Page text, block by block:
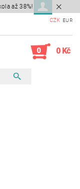
až 38%!
CZK EUR
0 0 Kč